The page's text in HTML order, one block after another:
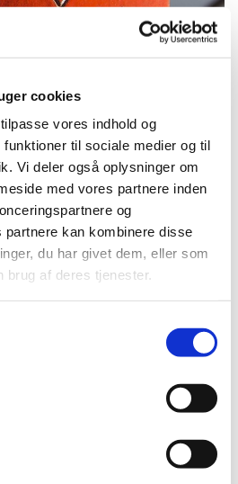
cookies
vores indhold og
til sociale medier og til
Vi deler også oplysninger om
med vores partnere inden
og
partnere kan kombinere disse
du har givet dem, eller som
brug af deres tjenester.
kl. 09:00 - 14:00
21, 1316 København K
fredagen fra november til marts.